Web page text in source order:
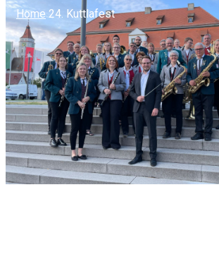
Home 24. Kuttlafest